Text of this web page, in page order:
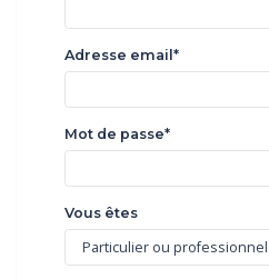
Adresse email*
Mot de passe*
Vous êtes